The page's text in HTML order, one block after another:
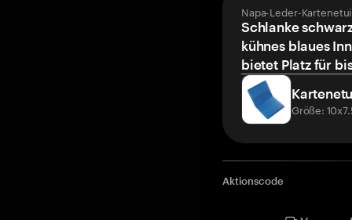
Napa-Leder-
Schlanke
kühnes blaues
bietet Platz für
Größe:
Aktionscode